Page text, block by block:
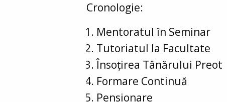
Cronologie:
Mentoratul în Seminar
Tutoriatul la Facultate
Însoțirea Tânărului Preot
Formare Continuă
Pensionare